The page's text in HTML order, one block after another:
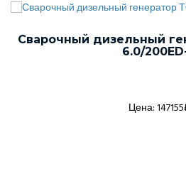
Сварочный дизельный
6.0/
Цена: